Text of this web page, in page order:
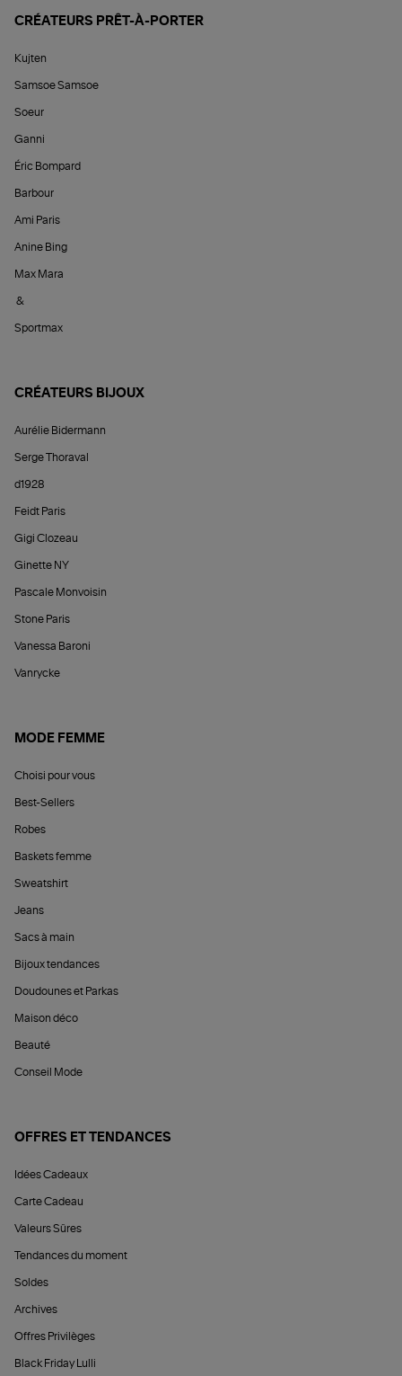
CRÉATEURS PRÊT-À-PORTER
Kujten
Samsoe Samsoe
Soeur
Ganni
Éric Bompard
Barbour
Ami Paris
Anine Bing
Max Mara
&
Sportmax
CRÉATEURS BIJOUX
Aurélie Bidermann
Serge Thoraval
d1928
Feidt Paris
Gigi Clozeau
Ginette NY
Pascale Monvoisin
Stone Paris
Vanessa Baroni
Vanrycke
MODE FEMME
Choisi pour vous
Best-Sellers
Robes
Baskets femme
Sweatshirt
Jeans
Sacs à main
Bijoux tendances
Doudounes et Parkas
Maison déco
Beauté
Conseil Mode
OFFRES ET TENDANCES
Idées Cadeaux
Carte Cadeau
Valeurs Sûres
Tendances du moment
Soldes
Archives
Offres Privilèges
Black Friday Lulli